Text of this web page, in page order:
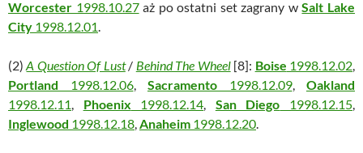
Worcester 1998.10.27aż po ostatni set zagrany wSalt Lake
City 1998.12.01.
(2)A Question Of Lust/ Behind The Wheel[8]: Boise 1998.12.02,
Portland 1998.12.06, Sacramento 1998.12.09, Oakland
1998.12.11, Phoenix 1998.12.14, San Diego 1998.12.15,
Inglewood 1998.12.18,Anaheim 1998.12.20.